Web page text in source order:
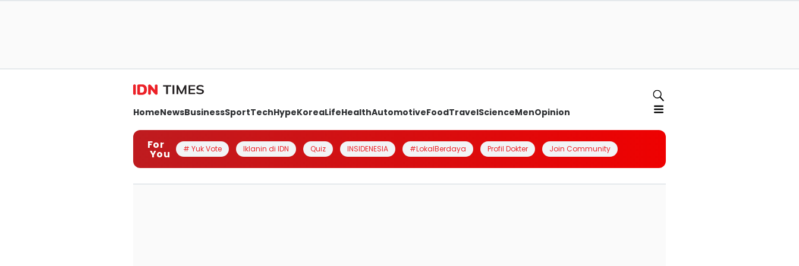
HomeNewsBusinessSportTechHypeKoreaLifeHealthAutomotiveFoodTravelScienceMenOpinion
For
You # Yuk Vote Iklanin di IDN Quiz INSIDENESIA #LokalBerdaya Profil Dokter Join Community